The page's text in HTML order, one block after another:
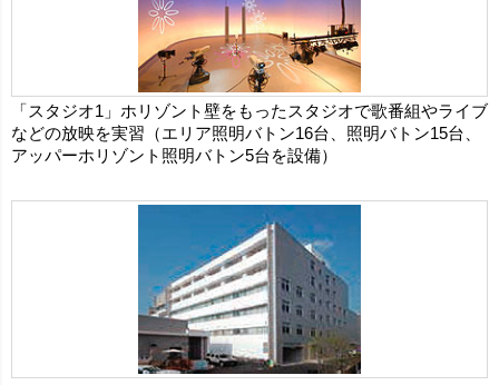
「スタジオ1」ホリゾント壁をもったスタジオで歌番組やライブ
などの放映を実習（エリア照明バトン16台、照明バトン15台、
アッパーホリゾント照明バトン5台を設備）